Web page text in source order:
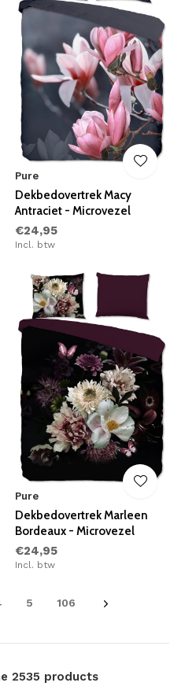
Pure
Dekbedovertrek Macy
Antraciet - Microvezel
€24,95
Incl. btw
Pure
Dekbedovertrek Marleen
Bordeaux - Microvezel
€24,95
Incl. btw
5 106
2535 products